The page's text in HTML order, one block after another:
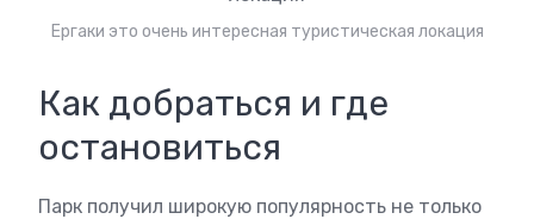
Ергаки это очень интересная туристическая локация
Как добраться и где
остановиться
Парк получил широкую популярность не только